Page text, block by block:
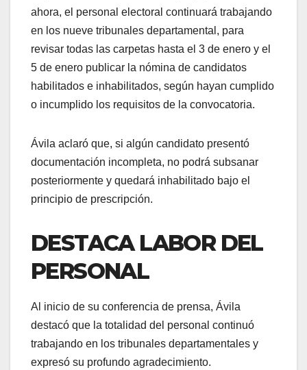
ahora, el personal electoral continuará trabajando
en los nueve tribunales departamental, para
revisar todas las carpetas hasta el 3 de enero y el
5 de enero publicar la nómina de candidatos
habilitados e inhabilitados, según hayan cumplido
o incumplido los requisitos de la convocatoria.
Ávila aclaró que, si algún candidato presentó
documentación incompleta, no podrá subsanar
posteriormente y quedará inhabilitado bajo el
principio de prescripción.
DESTACA LABOR DEL
PERSONAL
Al inicio de su conferencia de prensa, Ávila
destacó que la totalidad del personal continuó
trabajando en los tribunales departamentales y
expresó su profundo agradecimiento.